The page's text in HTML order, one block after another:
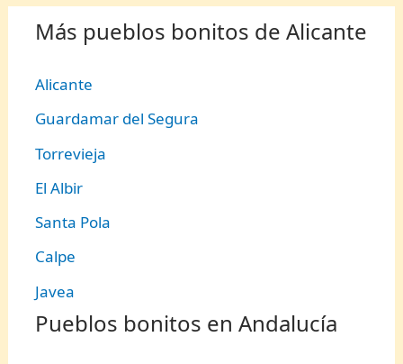
Más pueblos bonitos de Alicante
Alicante
Guardamar del Segura
Torrevieja
El Albir
Santa Pola
Calpe
Javea
Pueblos bonitos en Andalucía